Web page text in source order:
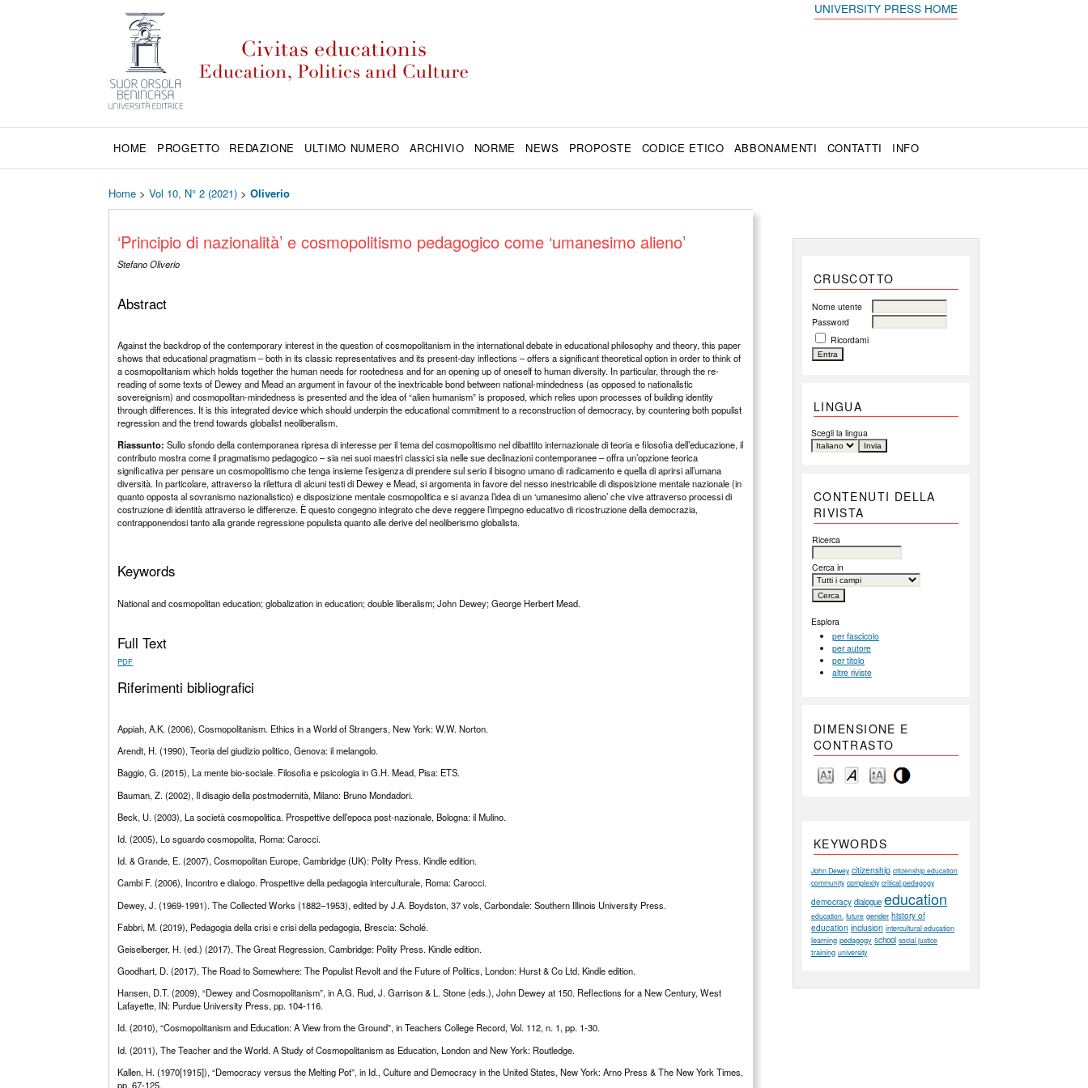
UNIVERSITY PRESS HOME
HOME PROGETTO REDAZIONE ULTIMO NUMERO ARCHIVIO NORME NEWS PROPOSTE CODICE ETICO ABBONAMENTI CONTATTI INFO
CRUSCOTTO
Nome utente
Password
Ricordami
LINGUA
Scegli la lingua
CONTENUTI DELLA
RIVISTA
Ricerca
Cerca in
Esplora
per fascicolo
per autore
per titolo
altre riviste
DIMENSIONE E
CONTRASTO
KEYWORDS
John Dewey citizenship citizenship education
community complexity critical pedagogy
democracy dialogue education
education. future gender history of
education inclusion intercultural education
learning pedagogy school social justice
training university
Home >Vol 10, N° 2 (2021) >Oliverio
‘Principio di nazionalità’ e cosmopolitismo pedagogico come ‘umanesimo alieno’
Stefano Oliverio
Abstract
Against the backdrop of the contemporary interest in the question of cosmopolitanism in the international debate in educational philosophy and theory, this paper
shows that educational pragmatism – both in its classic representatives and its present-day inflections – offers a significant theoretical option in order to think of
a cosmopolitanism which holds together the human needs for rootedness and for an opening up of oneself to human diversity. In particular, through the re-
reading of some texts of Dewey and Mead an argument in favour of the inextricable bond between national-mindedness (as opposed to nationalistic
sovereignism) and cosmopolitan-mindedness is presented and the idea of “alien humanism” is proposed, which relies upon processes of building identity
through differences. It is this integrated device which should underpin the educational commitment to a reconstruction of democracy, by countering both populist
regression and the trend towards globalist neoliberalism.
Riassunto:Sullo sfondo della contemporanea ripresa di interesse per il tema del cosmopolitismo nel dibattito internazionale di teoria e filosofia dell’educazione, il
contributo mostra come il pragmatismo pedagogico – sia nei suoi maestri classici sia nelle sue declinazioni contemporanee – offra un’opzione teorica
significativa per pensare un cosmopolitismo che tenga insieme l’esigenza di prendere sul serio il bisogno umano di radicamento e quella di aprirsi all’umana
diversità. In particolare, attraverso la rilettura di alcuni testi di Dewey e Mead, si argomenta in favore del nesso inestricabile di disposizione mentale nazionale (in
quanto opposta al sovranismo nazionalistico) e disposizione mentale cosmopolitica e si avanza l’idea di un ‘umanesimo alieno’ che vive attraverso processi di
costruzione di identità attraverso le differenze. È questo congegno integrato che deve reggere l’impegno educativo di ricostruzione della democrazia,
contrapponendosi tanto alla grande regressione populista quanto alle derive del neoliberismo globalista.
Keywords
National and cosmopolitan education; globalization in education; double liberalism; John Dewey; George Herbert Mead.
Full Text
PDF
Riferimenti bibliografici
Appiah, A.K. (2006), Cosmopolitanism. Ethics in a World of Strangers, New York: W.W. Norton.
Arendt, H. (1990), Teoria del giudizio politico, Genova: il melangolo.
Baggio, G. (2015), La mente bio-sociale. Filosofia e psicologia in G.H. Mead, Pisa: ETS.
Bauman, Z. (2002), Il disagio della postmodernità, Milano: Bruno Mondadori.
Beck, U. (2003), La società cosmopolitica. Prospettive dell’epoca post-nazionale, Bologna: il Mulino.
Id. (2005), Lo sguardo cosmopolita, Roma: Carocci.
Id. & Grande, E. (2007), Cosmopolitan Europe, Cambridge (UK): Polity Press. Kindle edition.
Cambi F. (2006), Incontro e dialogo. Prospettive della pedagogia interculturale, Roma: Carocci.
Dewey, J. (1969-1991). The Collected Works (1882–1953), edited by J.A. Boydston, 37 vols, Carbondale: Southern Illinois University Press.
Fabbri, M. (2019), Pedagogia della crisi e crisi della pedagogia, Brescia: Scholé.
Geiselberger, H. (ed.) (2017), The Great Regression, Cambridge: Polity Press. Kindle edition.
Goodhart, D. (2017), The Road to Somewhere: The Populist Revolt and the Future of Politics, London: Hurst & Co Ltd. Kindle edition.
Hansen, D.T. (2009), “Dewey and Cosmopolitanism”, in A.G. Rud, J. Garrison & L. Stone (eds.), John Dewey at 150. Reflections for a New Century, West
Lafayette, IN: Purdue University Press, pp. 104-116.
Id. (2010), “Cosmopolitanism and Education: A View from the Ground”, in Teachers College Record, Vol. 112, n. 1, pp. 1-30.
Id. (2011), The Teacher and the World. A Study of Cosmopolitanism as Education, London and New York: Routledge.
Kallen, H. (1970[1915]), “Democracy versus the Melting Pot”, in Id., Culture and Democracy in the United States, New York: Arno Press & The New York Times,
pp. 67-125.